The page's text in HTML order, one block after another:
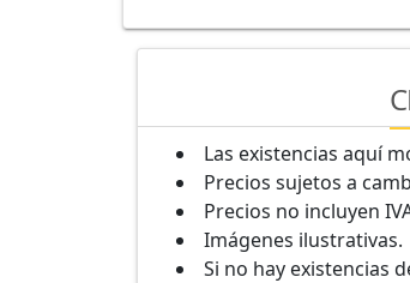
Las existencias aquí
Precios sujetos a
Precios no incluyen
Imágenes ilustrativas.
Si no hay existencias